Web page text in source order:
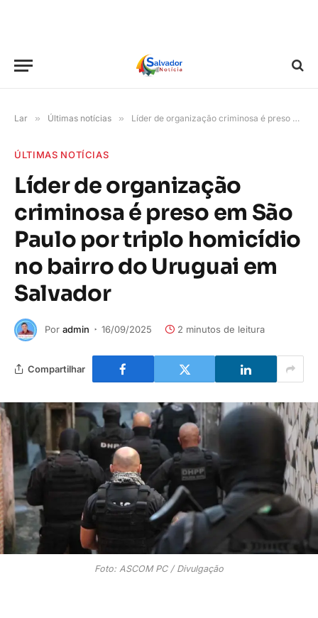
Lar » Últimas notícias » Líder de organização criminosa é preso em São Paulo por triplo homicídio no bairro do Uruguai em Salvador
ÚLTIMAS NOTÍCIAS
Líder de organização
criminosa é preso em São
Paulo por triplo homicídio
no bairro do Uruguai em
Salvador
Por admin 16/09/2025 2 minutos de leitura
Compartilhar
Foto: ASCOM PC / Divulgação